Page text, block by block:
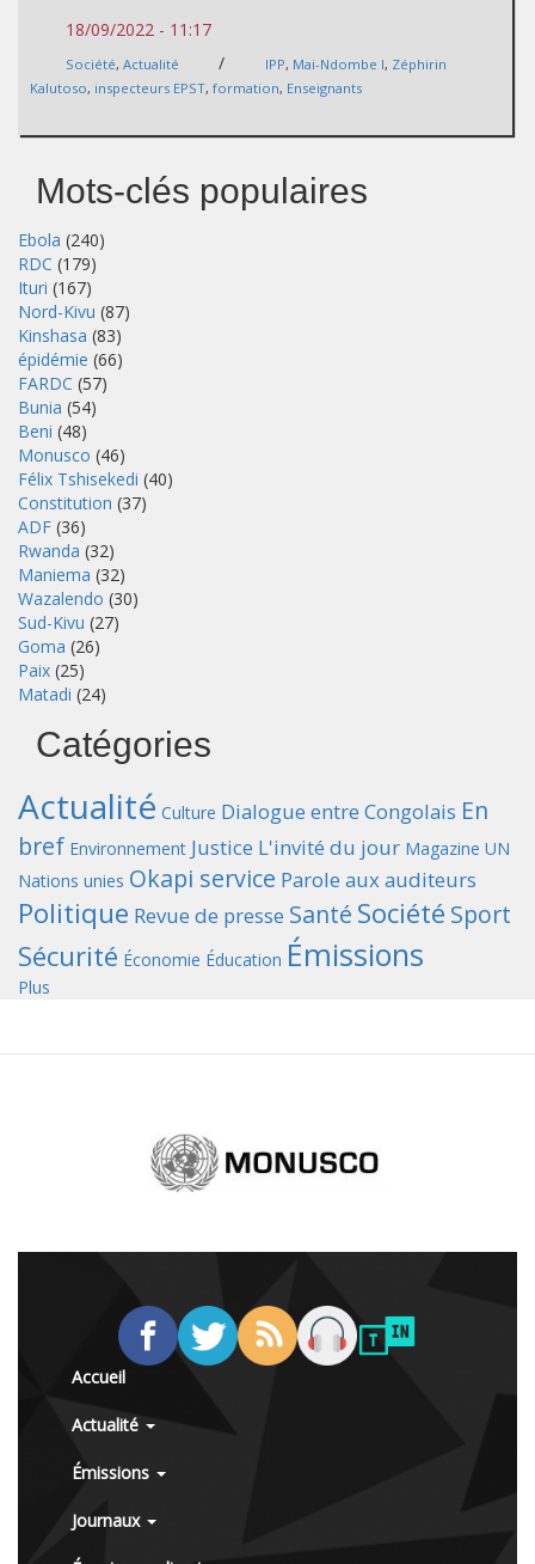
18/09/2022 - 11:17
Société, Actualité / IPP, Mai-Ndombe I, Zéphirin
Kalutoso, inspecteurs EPST, formation, Enseignants
Mots-clés populaires
Ebola (240)
RDC (179)
Ituri (167)
Nord-Kivu (87)
Kinshasa (83)
épidémie (66)
FARDC (57)
Bunia (54)
Beni (48)
Monusco (46)
Félix Tshisekedi (40)
Constitution (37)
ADF (36)
Rwanda (32)
Maniema (32)
Wazalendo (30)
Sud-Kivu (27)
Goma (26)
Paix (25)
Matadi (24)
Catégories
Actualité Culture Dialogue entre Congolais En
bref Environnement Justice L'invité du jour Magazine UN
Nations unies Okapi service Parole aux auditeurs
Politique Revue de presse Santé Société Sport
Sécurité Économie Éducation Émissions
Plus
Accueil
Actualité
Émissions
Journaux